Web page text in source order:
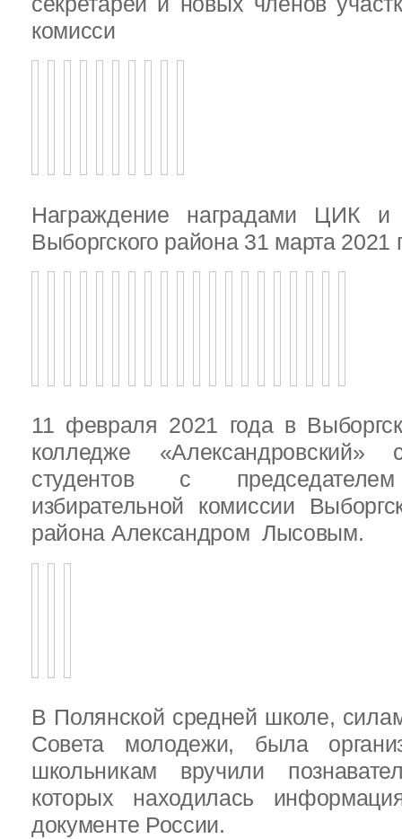
комисси
Награждение наградами ЦИК
Выборгского района 31 марта 2021
11 февраля 2021 года в
колледже «Александровский»
студентов с председателем
избирательной комиссии
района Александром Лысовым.
В Полянской средней школе,
Совета молодежи, была
школьникам вручили
которых находилась
документе России.